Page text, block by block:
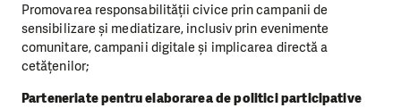
Promovarea responsabilității civice prin campanii de
sensibilizare și mediatizare, inclusiv prin evenimente
comunitare, campanii digitale și implicarea directă a
cetățenilor;
Parteneriate pentru elaborarea de politici participative